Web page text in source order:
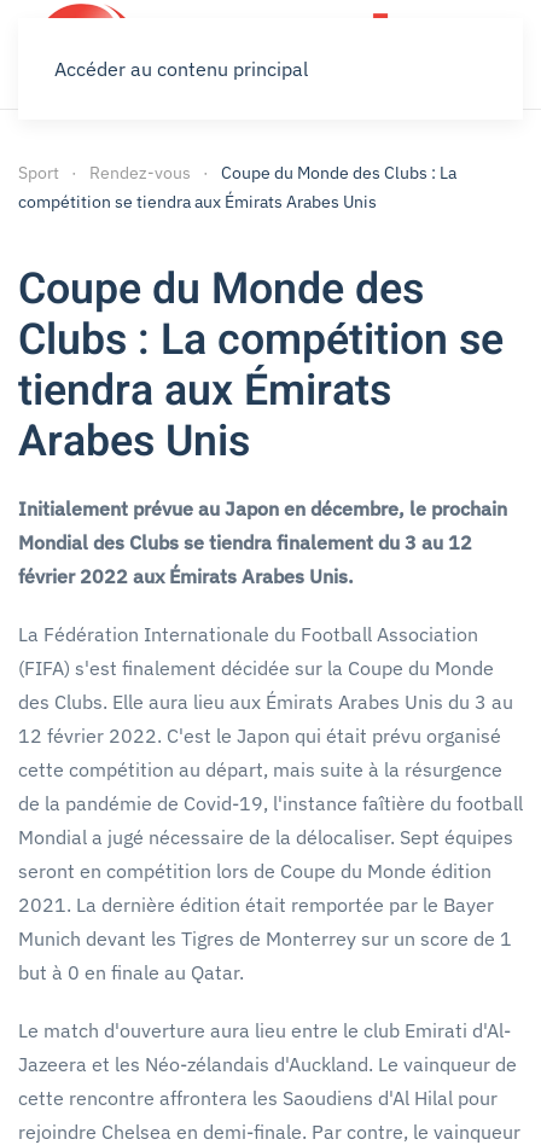
Accéder au contenu principal
Sport Rendez-vous
Coupe du Monde des Clubs : La
compétition se tiendra aux Émirats Arabes Unis
Coupe du Monde des
Clubs : La compétition se
tiendra aux Émirats
Arabes Unis
Initialement prévue au Japon en décembre, le prochain
Mondial des Clubs se tiendra finalement du 3 au 12
février 2022 aux Émirats Arabes Unis.
La Fédération Internationale du Football Association
(FIFA) s'est finalement décidée sur la Coupe du Monde
des Clubs. Elle aura lieu aux Émirats Arabes Unis du 3 au
12 février 2022. C'est le Japon qui était prévu organisé
cette compétition au départ, mais suite à la résurgence
de la pandémie de Covid-19, l'instance faîtière du football
Mondial a jugé nécessaire de la délocaliser. Sept équipes
seront en compétition lors de Coupe du Monde édition
2021. La dernière édition était remportée par le Bayer
Munich devant les Tigres de Monterrey sur un score de 1
but à 0 en finale au Qatar.
Le match d'ouverture aura lieu entre le club Emirati d'Al-
Jazeera et les Néo-zélandais d'Auckland. Le vainqueur de
cette rencontre affrontera les Saoudiens d'Al Hilal pour
rejoindre Chelsea en demi-finale. Par contre, le vainqueur